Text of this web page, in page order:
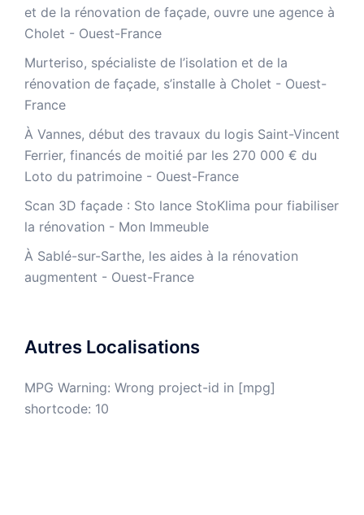
et de la rénovation de façade, ouvre une agence à
Cholet - Ouest-France
Murteriso, spécialiste de l’isolation et de la
rénovation de façade, s’installe à Cholet - Ouest-
France
À Vannes, début des travaux du logis Saint-Vincent
Ferrier, financés de moitié par les 270 000 € du
Loto du patrimoine - Ouest-France
​Scan 3D façade : Sto lance StoKlima pour fiabiliser
la rénovation - Mon Immeuble
À Sablé-sur-Sarthe, les aides à la rénovation
augmentent - Ouest-France
Autres Localisations
MPG Warning: Wrong project-id in [mpg]
shortcode: 10